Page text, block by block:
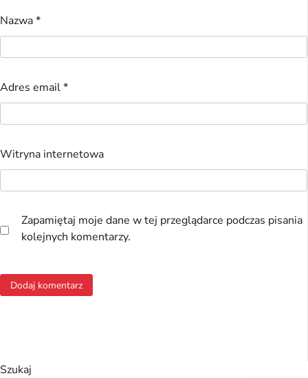
Nazwa*
Adres email*
Witryna internetowa
Zapamiętaj moje dane w tej przeglądarce podczas pisania
kolejnych komentarzy.
Szukaj